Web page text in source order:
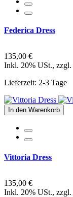
Federica Dress
135,00 €
Inkl. 20% USt., zzgl.
Lieferzeit: 2-3 Tage
In den Warenkorb
Vittoria Dress
135,00 €
Inkl. 20% USt., zzgl.